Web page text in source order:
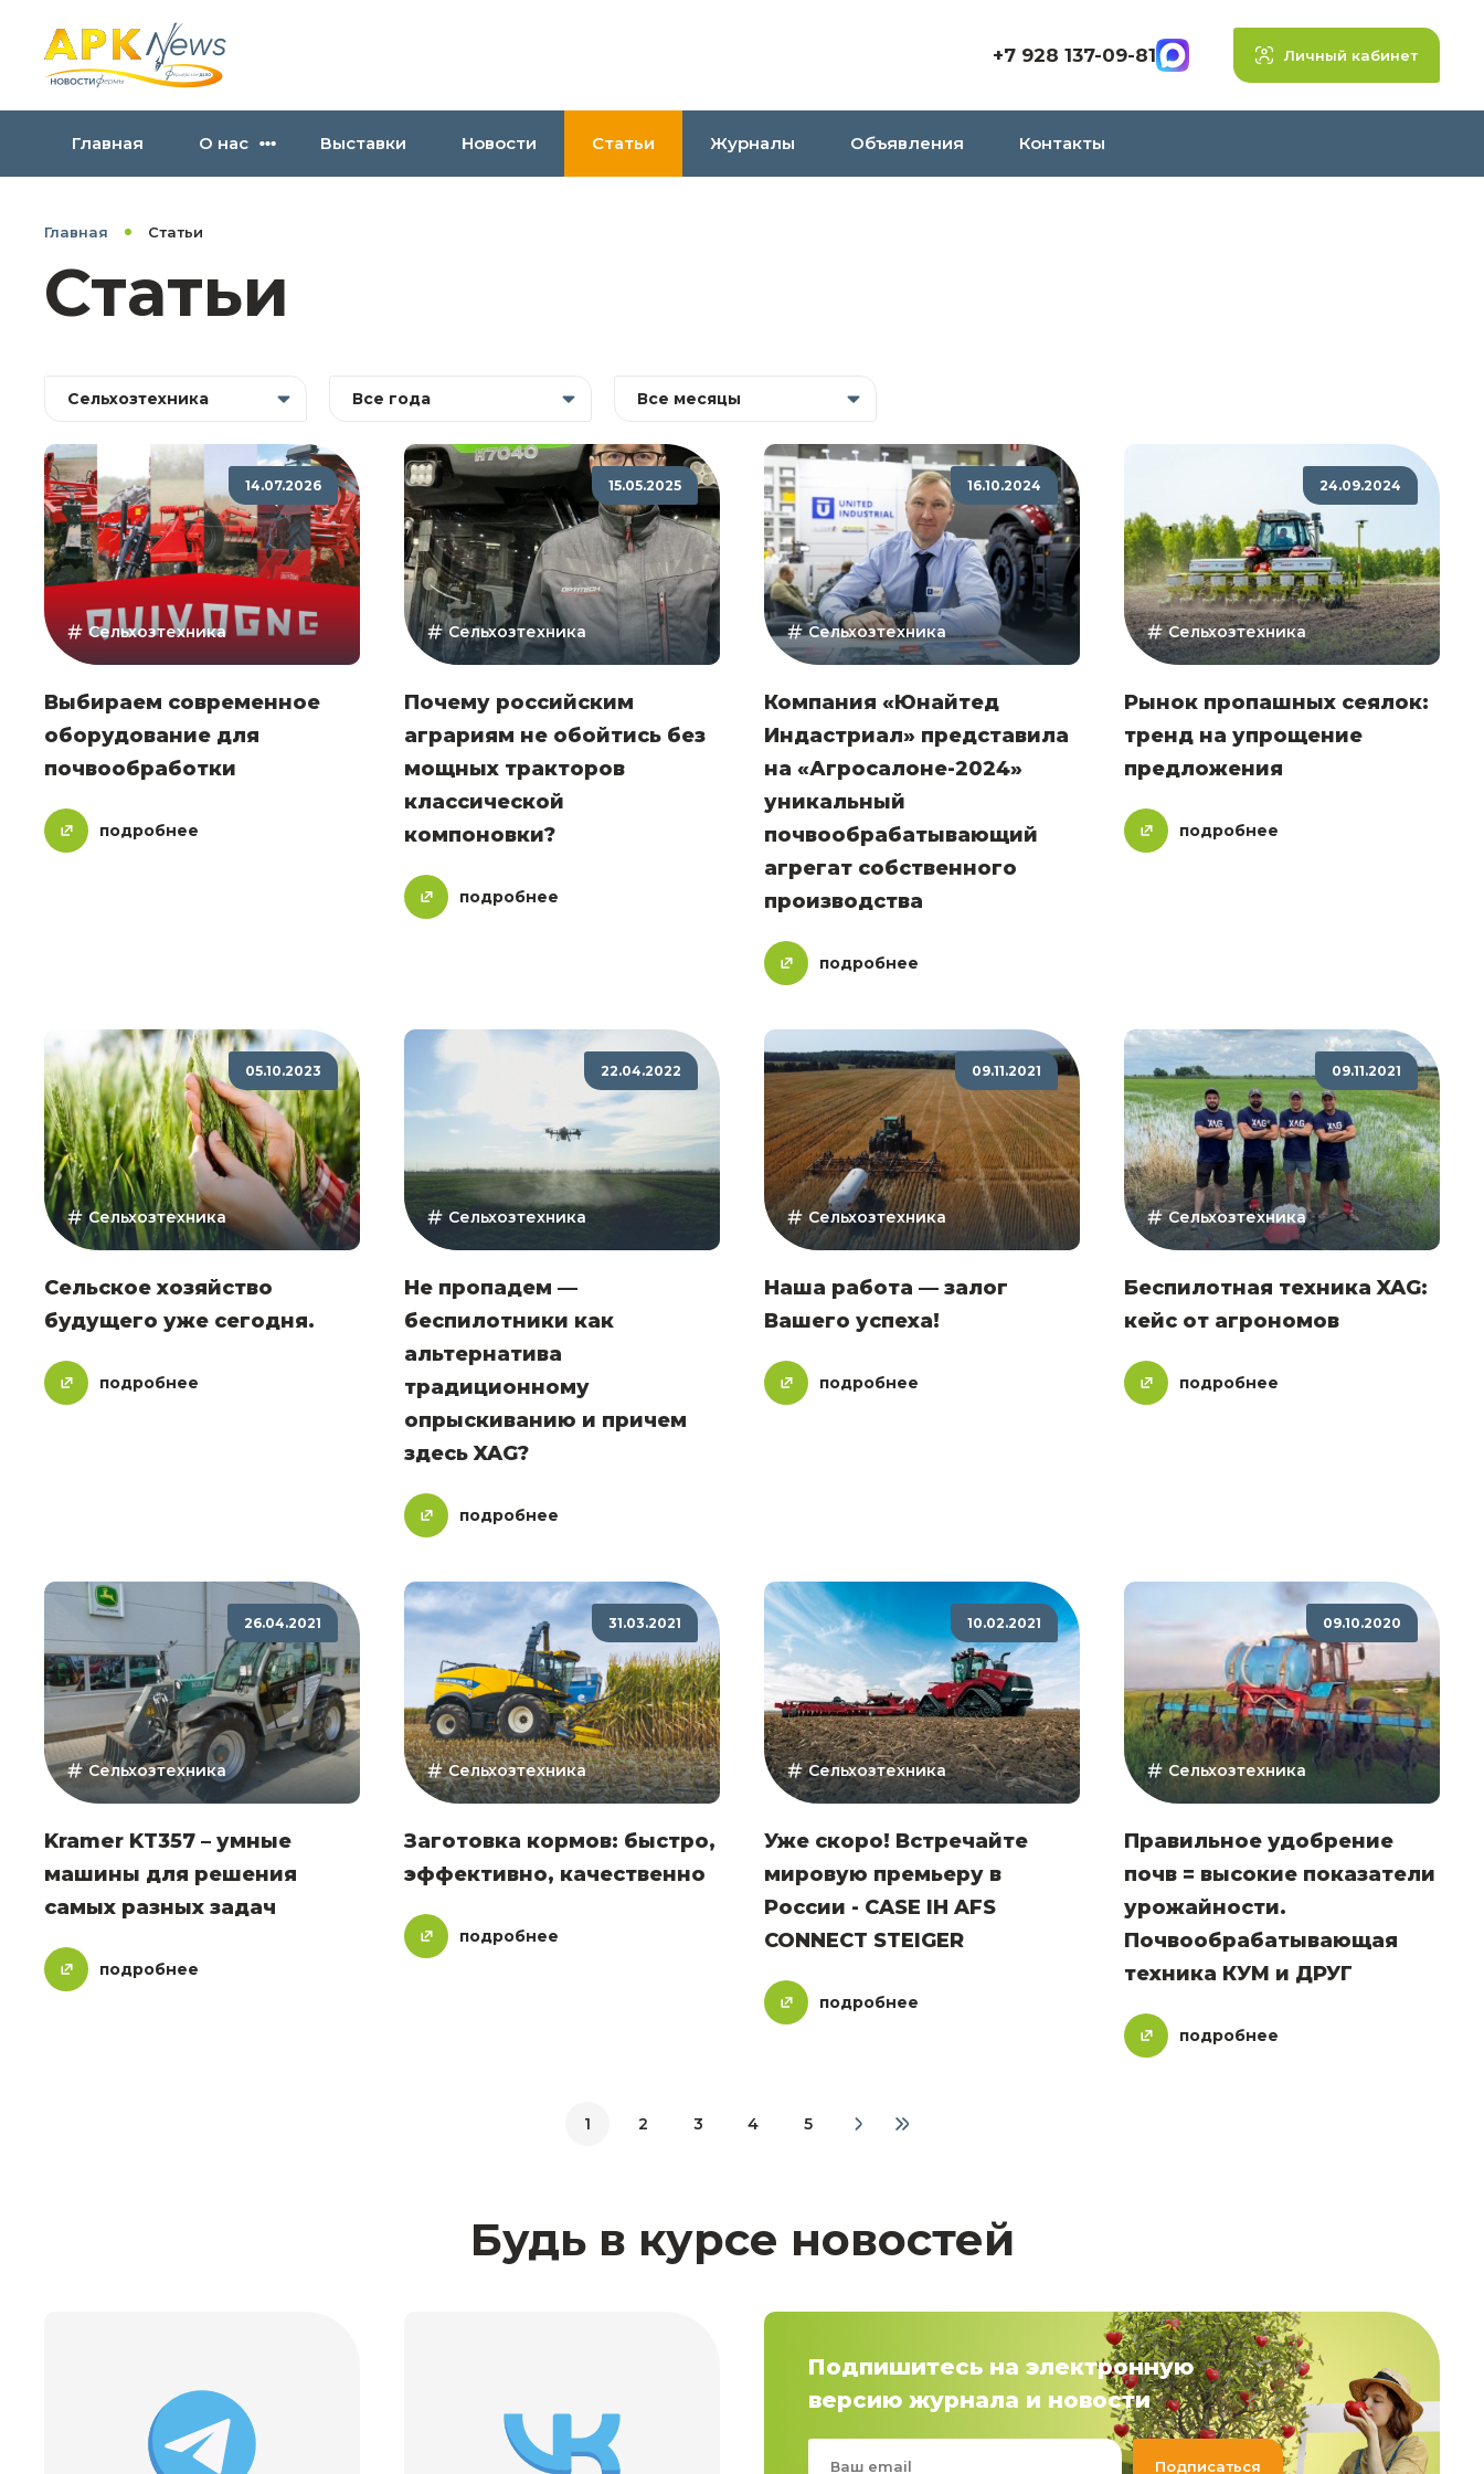
+7 928 137-09-81 Личный кабинет
Главная О нас Выставки Новости Статьи Журналы Объявления Контакты
Главная Статьи
Статьи
Сельхозтехника Все года Все месяцы
14.07.2026
Сельхозтехника
Выбираем современное
оборудование для
почвообработки
подробнее
15.05.2025
Сельхозтехника
Почему российским
аграриям не обойтись без
мощных тракторов
классической
компоновки?
подробнее
16.10.2024
Сельхозтехника
Компания «Юнайтед
Индастриал» представила
на «Агросалоне-2024»
уникальный
почвообрабатывающий
агрегат собственного
производства
подробнее
24.09.2024
Сельхозтехника
Рынок пропашных сеялок:
тренд на упрощение
предложения
подробнее
05.10.2023
Сельхозтехника
Сельское хозяйство
будущего уже сегодня.
подробнее
22.04.2022
Сельхозтехника
Не пропадем —
беспилотники как
альтернатива
традиционному
опрыскиванию и причем
здесь XAG?
подробнее
09.11.2021
Сельхозтехника
Наша работа — залог
Вашего успеха!
подробнее
09.11.2021
Сельхозтехника
Беспилотная техника XAG:
кейс от агрономов
подробнее
26.04.2021
Сельхозтехника
Kramer KT357 – умные
машины для решения
самых разных задач
подробнее
31.03.2021
Сельхозтехника
Заготовка кормов: быстро,
эффективно, качественно
подробнее
10.02.2021
Сельхозтехника
Уже скоро! Встречайте
мировую премьеру в
России - CASE IH AFS
CONNECT STEIGER
подробнее
09.10.2020
Сельхозтехника
Правильное удобрение
почв = высокие показатели
урожайности.
Почвообрабатывающая
техника КУМ и ДРУГ
подробнее
1 2 3 4 5
Будь в курсе новостей
Подпишитесь на электронную
версию журнала и новости